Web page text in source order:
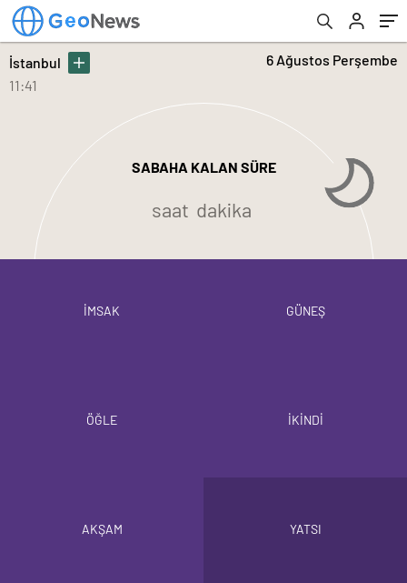
İstanbul
11:41
SABAHA KALAN SÜRE
saat dakika
6 Ağustos Perşembe
İMSAK GÜNEŞ
ÖĞLE İKİNDİ
AKŞAM YATSI